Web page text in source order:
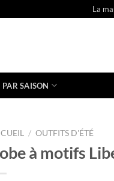
La
PAR SAISON
/ OUTFITS D'ÉTÉ
à motifs